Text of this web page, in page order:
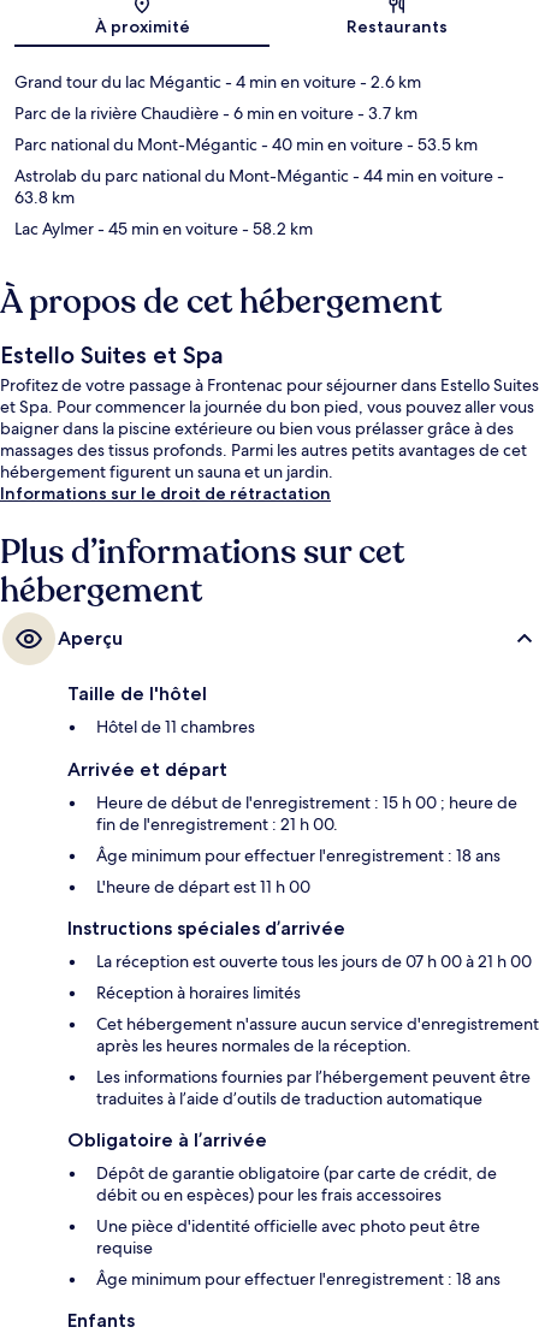
À proximité Restaurants
Grand tour du lac Mégantic- 4 min en voiture- 2.6 km
Parc de la rivière Chaudière- 6 min en voiture- 3.7 km
Parc national du Mont-Mégantic- 40 min en voiture- 53.5 km
Astrolab du parc national du Mont-Mégantic- 44 min en voiture-
63.8 km
Lac Aylmer- 45 min en voiture- 58.2 km
À propos de cet hébergement
Estello Suites et Spa
Profitez de votre passage à Frontenac pour séjourner dans Estello Suites
et Spa. Pour commencer la journée du bon pied, vous pouvez aller vous
baigner dans la piscine extérieure ou bien vous prélasser grâce à des
massages des tissus profonds. Parmi les autres petits avantages de cet
hébergement figurent un sauna et un jardin.
Informations sur le droit de rétractation
Plus d’informations sur cet
hébergement
Aperçu
Taille de l'hôtel
Hôtel de 11 chambres
Arrivée et départ
Heure de début de l'enregistrement : 15 h 00 ; heure de
fin de l'enregistrement : 21 h 00.
Âge minimum pour effectuer l'enregistrement : 18 ans
L'heure de départ est 11 h 00
Instructions spéciales d’arrivée
La réception est ouverte tous les jours de 07 h 00 à 21 h 00
Réception à horaires limités
Cet hébergement n'assure aucun service d'enregistrement
après les heures normales de la réception.
Les informations fournies par l’hébergement peuvent être
traduites à l’aide d’outils de traduction automatique
Obligatoire à l’arrivée
Dépôt de garantie obligatoire (par carte de crédit, de
débit ou en espèces) pour les frais accessoires
Une pièce d'identité officielle avec photo peut être
requise
Âge minimum pour effectuer l'enregistrement : 18 ans
Enfants